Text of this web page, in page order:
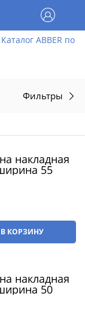
Каталог ABBER по
Фильтры
накладная
55
КОРЗИНУ
накладная
50